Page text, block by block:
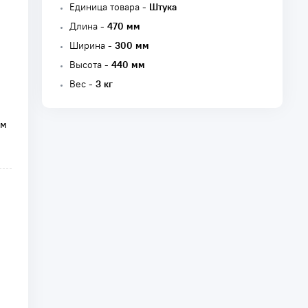
Единица товара - Штука
Длина - 470 мм
Ширина - 300 мм
Высота - 440 мм
Вес - 3 кг